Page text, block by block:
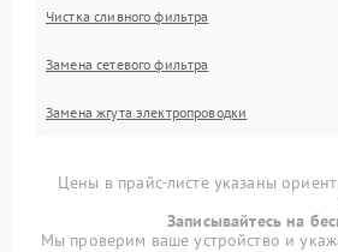
Чистка сливного фильтра
Замена сетевого фильтра
Замена жгута электропроводки
Цены в прайс-листе указаны
Записывайтесь на
Мы проверим ваше устройство и